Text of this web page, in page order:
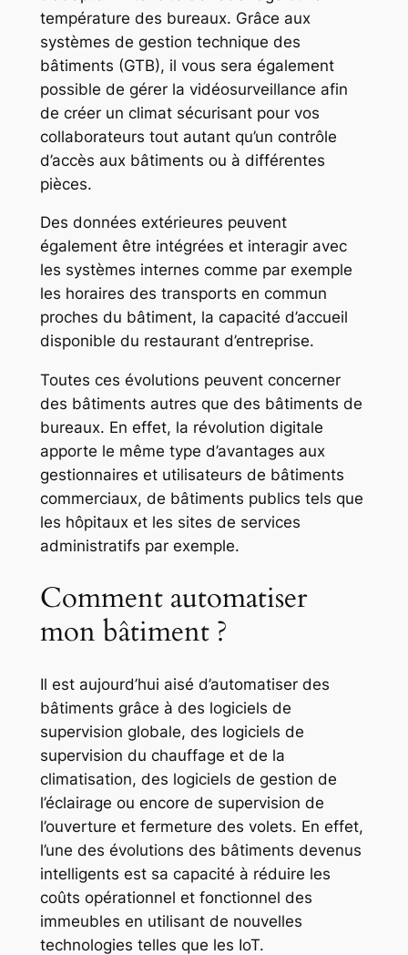
température des bureaux. Grâce aux
systèmes de gestion technique des
bâtiments (GTB), il vous sera également
possible de gérer la vidéosurveillance afin
de créer un climat sécurisant pour vos
collaborateurs tout autant qu’un contrôle
d’accès aux bâtiments ou à différentes
pièces.
Des données extérieures peuvent
également être intégrées et interagir avec
les systèmes internes comme par exemple
les horaires des transports en commun
proches du bâtiment, la capacité d’accueil
disponible du restaurant d’entreprise.
Toutes ces évolutions peuvent concerner
des bâtiments autres que des bâtiments de
bureaux. En effet, la révolution digitale
apporte le même type d’avantages aux
gestionnaires et utilisateurs de bâtiments
commerciaux, de bâtiments publics tels que
les hôpitaux et les sites de services
administratifs par exemple.
Comment automatiser
mon bâtiment ?
Il est aujourd’hui aisé d’automatiser des
bâtiments grâce à des logiciels de
supervision globale, des logiciels de
supervision du chauffage et de la
climatisation, des logiciels de gestion de
l’éclairage ou encore de supervision de
l’ouverture et fermeture des volets. En effet,
l’une des évolutions des bâtiments devenus
intelligents est sa capacité à réduire les
coûts opérationnel et fonctionnel des
immeubles en utilisant de nouvelles
technologies telles que les IoT.